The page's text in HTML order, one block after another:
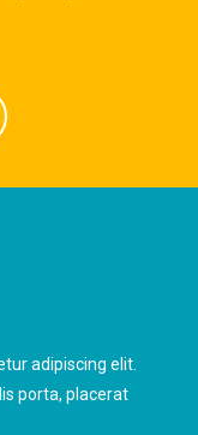
adipiscing elit.
porta, placerat